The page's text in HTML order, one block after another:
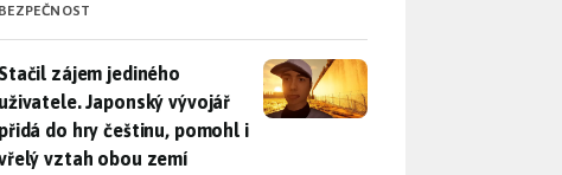
BEZPEČNOST
Stačil zájem jediného uživatele. Japonský vývojář přidá do hry
Stačil zájem jediného
uživatele. Japonský vývojář
přidá do hry češtinu, pomohl i
vztah obou zemí